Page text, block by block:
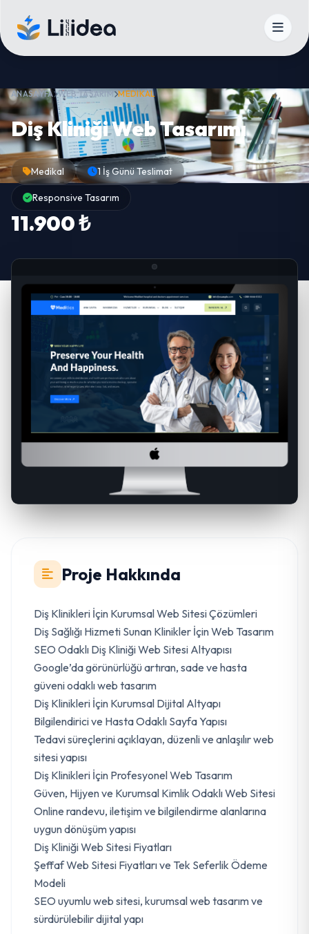
ANASAYFA WEB TASARIM MEDIKAL
Diş Kliniği Web Tasarımı
Medikal 1 İş Günü Teslimat
Responsive Tasarım
11.900 ₺
Proje Hakkında
Diş Klinikleri İçin Kurumsal Web Sitesi Çözümleri
Diş Sağlığı Hizmeti Sunan Klinikler İçin Web Tasarım
SEO Odaklı Diş Kliniği Web Sitesi Altyapısı
Google’da görünürlüğü artıran, sade ve hasta
güveni odaklı web tasarım
Diş Klinikleri İçin Kurumsal Dijital Altyapı
Bilgilendirici ve Hasta Odaklı Sayfa Yapısı
Tedavi süreçlerini açıklayan, düzenli ve anlaşılır web
sitesi yapısı
Diş Klinikleri İçin Profesyonel Web Tasarım
Güven, Hijyen ve Kurumsal Kimlik Odaklı Web Sitesi
Online randevu, iletişim ve bilgilendirme alanlarına
uygun dönüşüm yapısı
Diş Kliniği Web Sitesi Fiyatları
Şeffaf Web Sitesi Fiyatları ve Tek Seferlik Ödeme
Modeli
SEO uyumlu web sitesi, kurumsal web tasarım ve
sürdürülebilir dijital yapı